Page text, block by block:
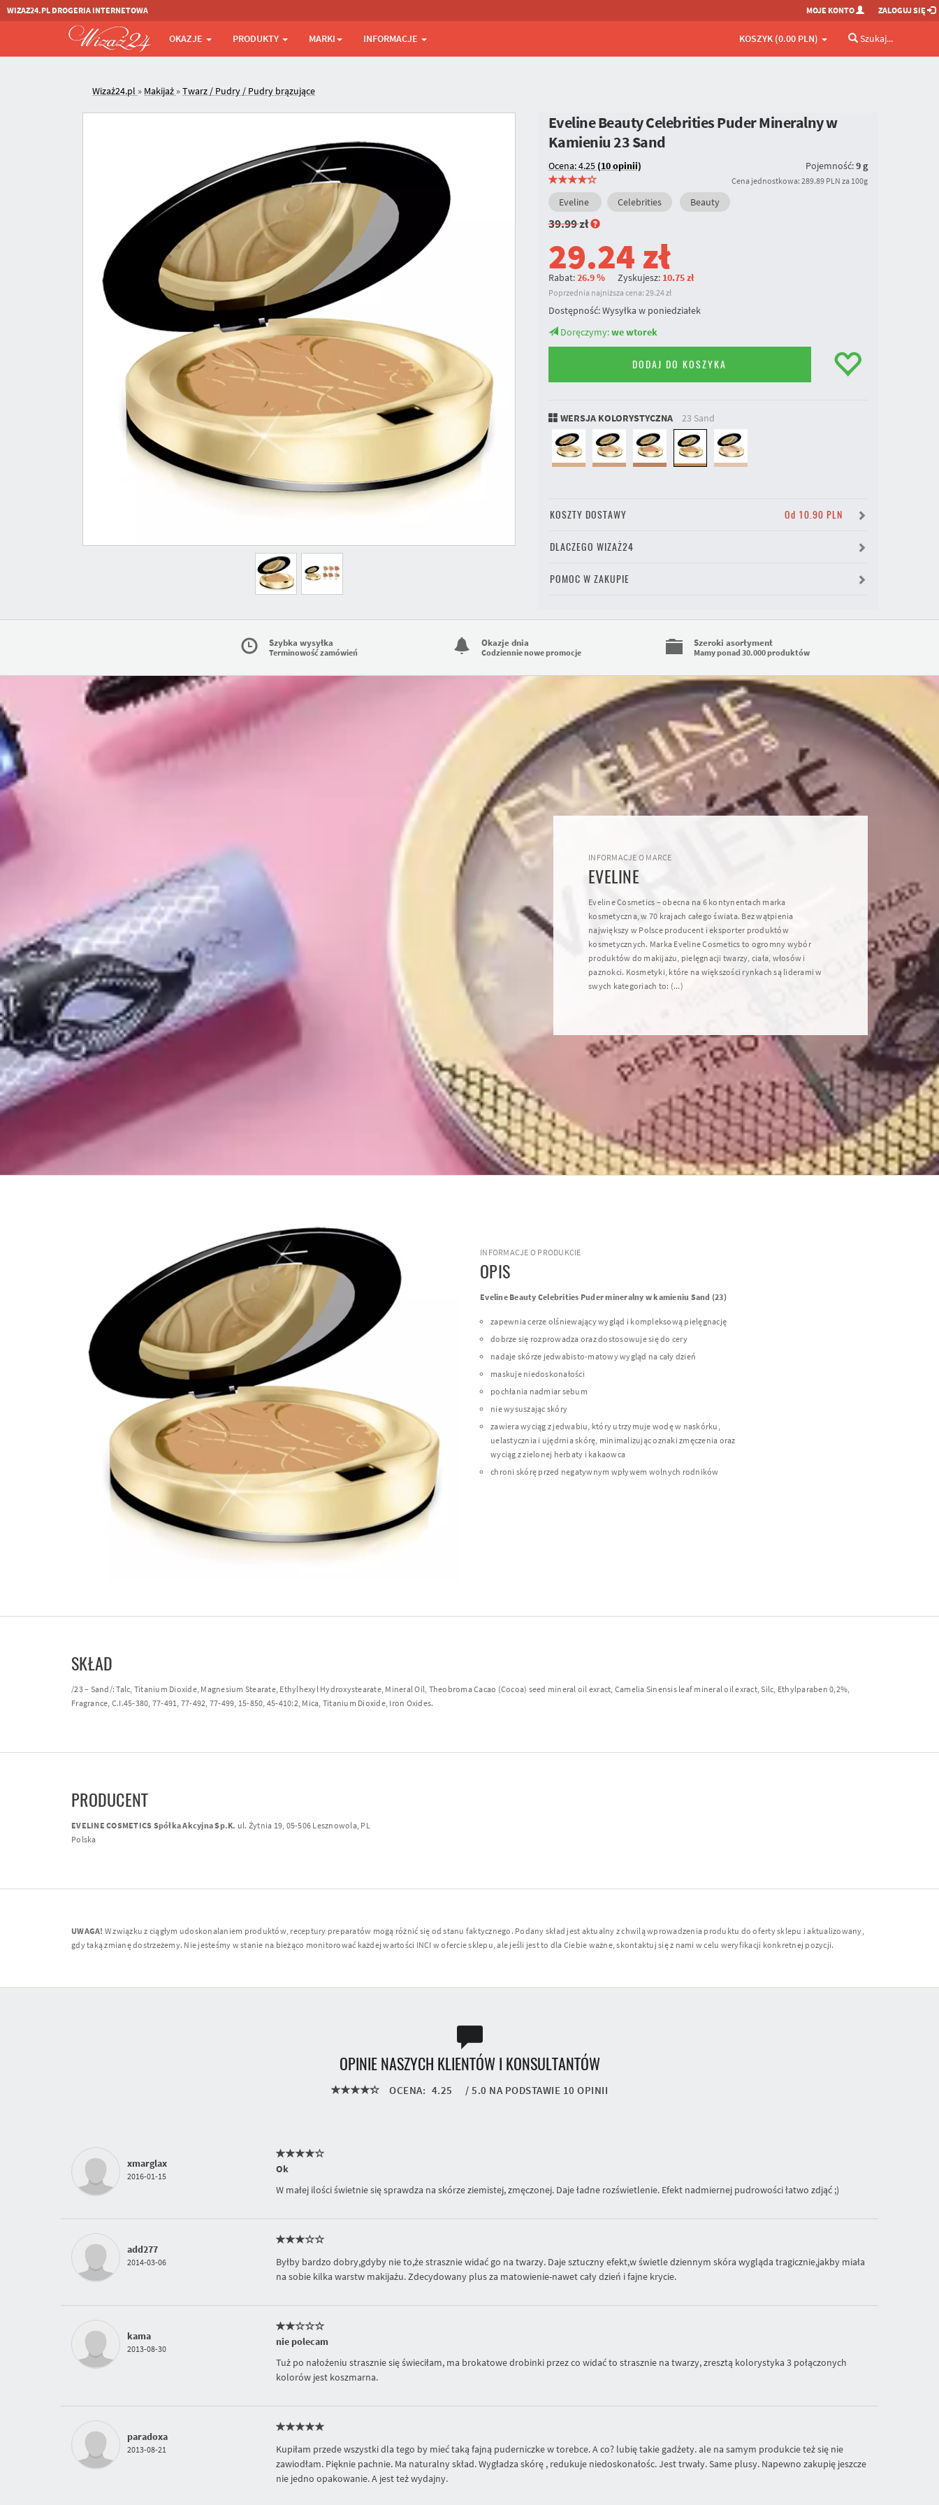
WIZAZ24.PL DROGERIA INTERNETOWA MOJE KONTO ZALOGUJ SIĘ
OKAZJE PRODUKTY MARKI INFORMACJE KOSZYK (0.00 PLN) Szukaj...
Wizaż24.pl » Makijaż »Twarz / Pudry / Pudry brązujące
Eveline Beauty Celebrities Puder Mineralny w
Kamieniu23 Sand
Ocena: 4.25 (10 opinii) Pojemność:9 g
Cena jednostkowa: 289.89 PLN za 100g
Eveline Celebrities Beauty
39.99zł
29.24 zł
Rabat:26.9 % Zyskujesz: 10.75 zł
Poprzednia najniższa cena: 29.24 zł
Dostępność:Wysyłka w poniedziałek
Doręczymy:we wtorek
DODAJ DO KOSZYKA
WERSJA KOLORYSTYCZNA 23 Sand
KOSZTY DOSTAWY Od 10.90 PLN
DLACZEGO WIZAŻ24
POMOC W ZAKUPIE
Szybka wysyłka
Terminowość zamówień
Okazje dnia
Codziennie nowe promocje
Szeroki asortyment
Mamy ponad 30.000 produktów
INFORMACJE O MARCE
EVELINE
Eveline Cosmetics – obecna na 6 kontynentach marka
kosmetyczna, w 70 krajach całego świata. Bez wątpienia
największy w Polsce producent i eksporter produktów
kosmetycznych. Marka Eveline Cosmetics to ogromny wybór
produktów do makijażu, pielęgnacji twarzy, ciała, włosów i
paznokci. Kosmetyki, które na większości rynkach są liderami w
swych kategoriach to: (...)
INFORMACJE O PRODUKCIE
OPIS
Eveline Beauty Celebrities Puder mineralny w kamieniu Sand (23)
zapewnia cerze olśniewający wygląd i kompleksową pielęgnację
dobrze się rozprowadza oraz dostosowuje się do cery
nadaje skórze jedwabisto-matowy wygląd na cały dzień
maskuje niedoskonałości
pochłania nadmiar sebum
nie wysuszając skóry
zawiera wyciąg z jedwabiu, który utrzymuje wodę w naskórku,
uelastycznia i ujędrnia skórę, minimalizując oznaki zmęczenia oraz
wyciąg z zielonej herbaty i kakaowca
chroni skórę przed negatywnym wpływem wolnych rodników
SKŁAD
/23 – Sand/: Talc, Titanium Dioxide, Magnesium Stearate, Ethylhexyl Hydroxystearate, Mineral Oil, Theobroma Cacao (Cocoa) seed mineral oil exract, Camelia Sinensis leaf mineral oil exract, Silc, Ethylparaben 0,2%,
Fragrance, C.I.45-380, 77-491, 77-492, 77-499, 15-850, 45-410:2, Mica, Titanium Dioxide, Iron Oxides.
PRODUCENT
EVELINE COSMETICS Spółka Akcyjna Sp.K. ul. Żytnia 19, 05-506 Lesznowola, PL
Polska
UWAGA! W związku z ciągłym udoskonalaniem produktów, receptury preparatów mogą różnić się od stanu faktycznego. Podany skład jest aktualny z chwilą wprowadzenia produktu do oferty sklepu i aktualizowany,
gdy taką zmianę dostrzeżemy. Nie jesteśmy w stanie na bieżąco monitorować każdej wartości INCI w ofercie sklepu, ale jeśli jest to dla Ciebie ważne, skontaktuj się z nami w celu weryfikacji konkretnej pozycji.
OPINIE NASZYCH KLIENTÓW I KONSULTANTÓW
OCENA: 4.25 / 5.0 NA PODSTAWIE 10 OPINII
xmarglax
2016-01-15
Ok
W małej ilości świetnie się sprawdza na skórze ziemistej, zmęczonej. Daje ładne rozświetlenie. Efekt nadmiernej pudrowości łatwo zdjąć ;)
add277
2014-03-06
Byłby bardzo dobry,gdyby nie to,że strasznie widać go na twarzy. Daje sztuczny efekt,w świetle dziennym skóra wygląda tragicznie,jakby miała
na sobie kilka warstw makijażu. Zdecydowany plus za matowienie-nawet cały dzień i fajne krycie.
kama
2013-08-30
nie polecam
Tuż po nałożeniu strasznie się świeciłam, ma brokatowe drobinki przez co widać to strasznie na twarzy, zresztą kolorystyka 3 połączonych
kolorów jest koszmarna.
paradoxa
2013-08-21
Kupiłam przede wszystki dla tego by mieć taką fajną puderniczke w torebce. A co? lubię takie gadżety. ale na samym produkcie też się nie
zawiodłam. Pięknie pachnie. Ma naturalny skład. Wygładza skórę , redukuje niedoskonałośc. Jest trwały. Same plusy. Napewno zakupię jeszcze
nie jedno opakowanie. A jest też wydajny.